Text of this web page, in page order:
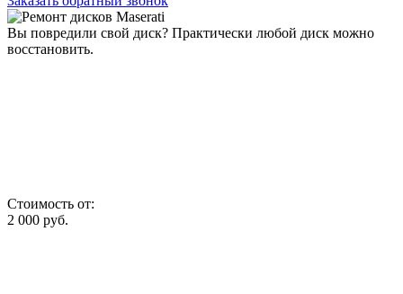
Вы повредили свой диск? Практически любой диск можно
восстановить.
Стоимость от:
2 000 руб.